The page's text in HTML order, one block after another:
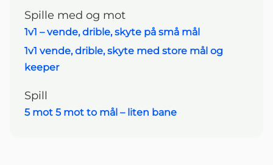
Spille med og mot
1v1 – vende, drible, skyte på små mål
1v1 vende, drible, skyte med store mål og
keeper
Spill
5 mot 5 mot to mål – liten bane